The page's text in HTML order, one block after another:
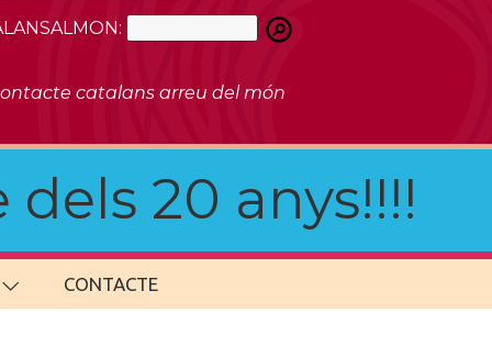
catalans arreu del món
20 anys!!!!
CONTACTE